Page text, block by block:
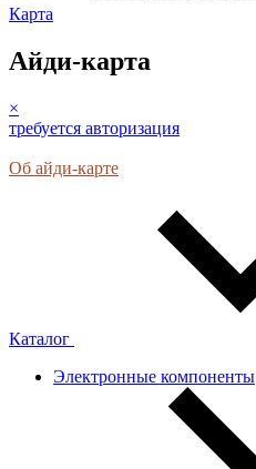
Карта
Айди-карта
×
требуется авторизация
Об айди-карте
Каталог
Электронные компоненты